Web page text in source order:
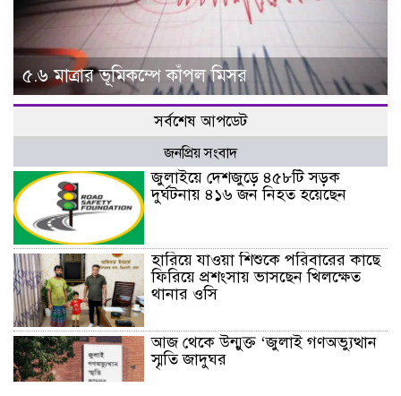
৫.৬ মাত্রার ভূমিকম্পে কাঁপল মিসর
সর্বশেষ আপডেট
জনপ্রিয় সংবাদ
জুলাইয়ে দেশজুড়ে ৪৫৮টি সড়ক
দুর্ঘটনায় ৪১৬ জন নিহত হয়েছেন
হারিয়ে যাওয়া শিশুকে পরিবারের কাছে
ফিরিয়ে প্রশংসায় ভাসছেন খিলক্ষেত
থানার ওসি
আজ থেকে উন্মুক্ত ‘জুলাই গণঅভ্যুত্থান
স্মৃতি জাদুঘর